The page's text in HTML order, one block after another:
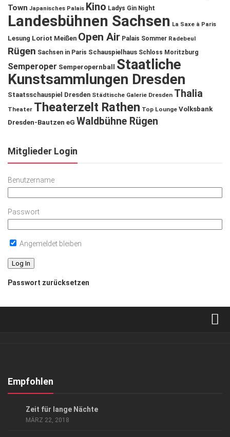
Town Japanisches Palais Kino Ladys Gin Night
Landesbühnen Sachsen La Saxe à Paris
Lesung Loriot Meißen Open Air Palais Sommer Radebeul
Rügen Sachsen in Paris Schauspielhaus Schloss Moritzburg
Semperoper Semperopernball
Staatliche
Kunstsammlungen Dresden
Staatsschauspiel Dresden Städtische Galerie Dresden Thalia
Theater Theaterzelt Rathen Top Lounge Volksbank
Dresden-Bautzen eG Waldbühne Rügen
Mitglieder Login
Benutzername
Passwort
Angemeldet bleiben
Passwort zurücksetzen
Kontakt, Impressum
Empfohlen
Zeit für lange Nächte
MÄRZ 22, 2018